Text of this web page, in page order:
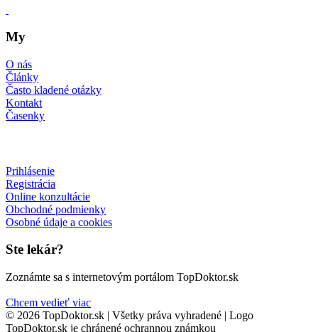
My
O nás
Články
Často kladené otázky
Kontakt
Časenky
Prihlásenie
Registrácia
Online konzultácie
Obchodné podmienky
Osobné údaje a cookies
Ste lekár?
Zoznámte sa s internetovým portálom TopDoktor.sk
Chcem vedieť viac
© 2026 TopDoktor.sk | Všetky práva vyhradené | Logo
TopDoktor.sk je chránené ochrannou známkou